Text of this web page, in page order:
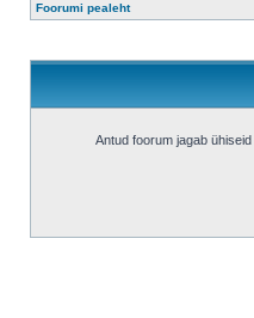
Foorumi pealeht
Antud foorum jagab ühiseid